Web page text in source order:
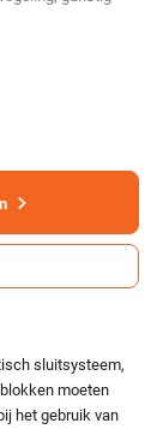
sluitsysteem,
moeten
het gebruik van